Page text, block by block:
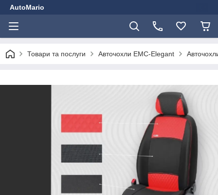
AutoMario
Товари та послуги Авточохли EMC-Elegant